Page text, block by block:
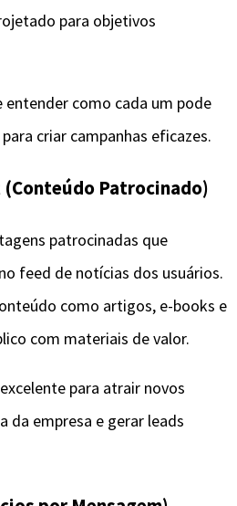
para objetivos
como cada um pode
criar campanhas eficazes.
Patrocinado)
patrocinadas que
feed de notícias dos usuários.
como artigos, e-books e
com materiais de valor.
para atrair novos
da empresa e gerar leads